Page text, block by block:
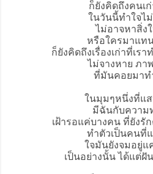
ก็ยังคิดถึงคนเ
ในวันนี้ทำใจไ
ไม่อาจหาสิ่ง
หรือใครมาแท
ก็ยังคิดถึงเรื่องเก่าที่เรา
ไม่จางหาย ภา
ที่มันคอยมาท
ในมุมๆหนึ่งที่แส
มีฉันกับความ
เฝ้ารอแค่บางคน ที่ยังรั
ทำตัวเป็นคนที่
ใจมันยังจมอยู่แ
เป็นอย่างนั้น ได้แต่ฝั